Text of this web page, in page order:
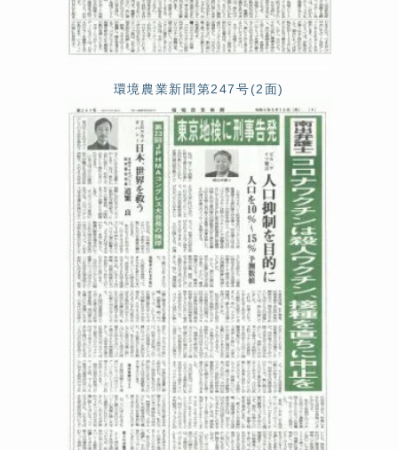
環境農業新聞第247号(2面)